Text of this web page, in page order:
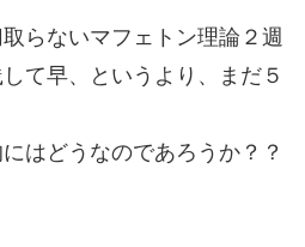
らないマフェトン理論２週
て早、というより、まだ５
はどうなのであろうか？？